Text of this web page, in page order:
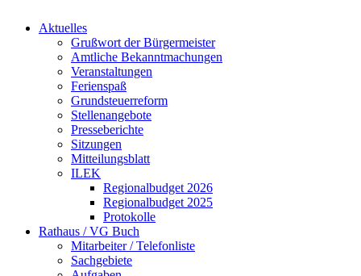
Aktuelles
Grußwort der Bürgermeister
Amtliche Bekanntmachungen
Veranstaltungen
Ferienspaß
Grundsteuerreform
Stellenangebote
Presseberichte
Sitzungen
Mitteilungsblatt
ILEK
Regionalbudget 2026
Regionalbudget 2025
Protokolle
Rathaus / VG Buch
Mitarbeiter / Telefonliste
Sachgebiete